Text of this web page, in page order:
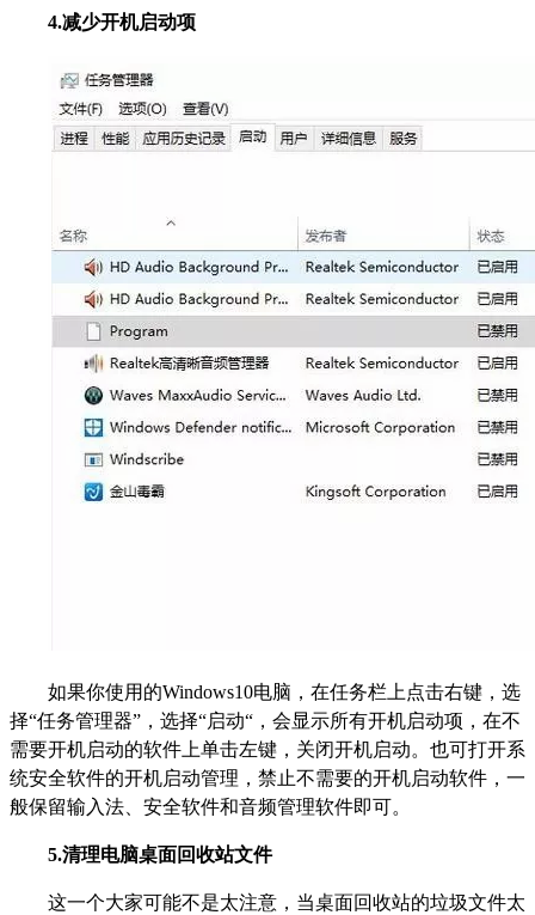
4.减少开机启动项
如果你使用的Windows10电脑，在任务栏上点击右键，选
择“任务管理器”，选择“启动“，会显示所有开机启动项，在不
需要开机启动的软件上单击左键，关闭开机启动。也可打开系
统安全软件的开机启动管理，禁止不需要的开机启动软件，一
般保留输入法、安全软件和音频管理软件即可。
5.清理电脑桌面回收站文件
这一个大家可能不是太注意，当桌面回收站的垃圾文件太